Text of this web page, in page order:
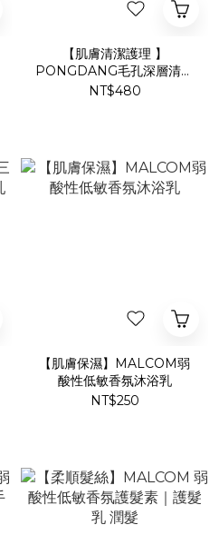
【肌膚清潔護理 】
PONGDANG毛孔深層清潔
泡泡潔顏慕斯｜洗面乳
NT$480
【肌膚保濕】MALCOM弱
酸性低敏香氛沐浴乳
NT$250